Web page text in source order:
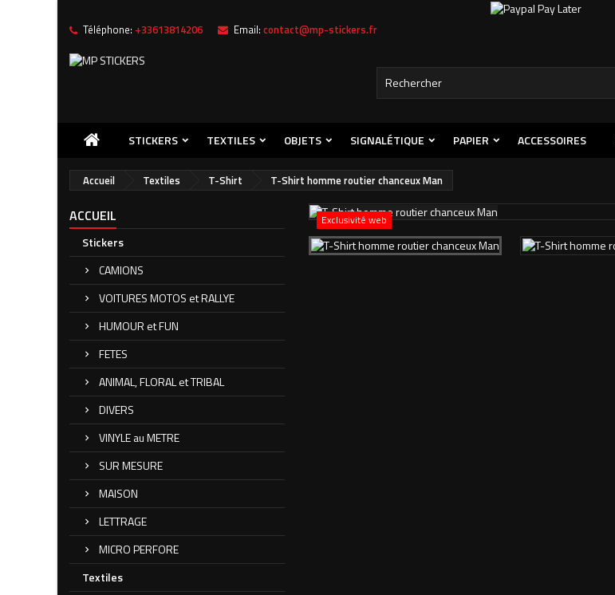
Téléphone: +33613814206 Email: contact@mp-stickers.fr
STICKERS TEXTILES OBJETS SIGNALÉTIQUE PAPIER ACCESSOIRES
Accueil Textiles T-Shirt T-Shirt homme routier chanceux Man
ACCUEIL
Stickers
CAMIONS
VOITURES MOTOS et RALLYE
HUMOUR et FUN
FETES
ANIMAL, FLORAL et TRIBAL
DIVERS
VINYLE au METRE
SUR MESURE
MAISON
LETTRAGE
MICRO PERFORE
Textiles
Exclusivité web